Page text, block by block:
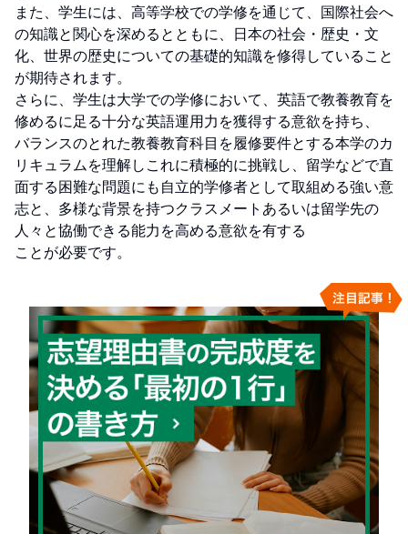
また、学生には、高等学校での学修を通じて、国際社会へ
の知識と関心を深めるとともに、日本の社会・歴史・文
化、世界の歴史についての基礎的知識を修得していること
が期待されます。
さらに、学生は大学での学修において、英語で教養教育を
修めるに足る十分な英語運用力を獲得する意欲を持ち、
バランスのとれた教養教育科目を履修要件とする本学のカ
リキュラムを理解しこれに積極的に挑戦し、留学などで直
面する困難な問題にも自立的学修者として取組める強い意
志と、多様な背景を持つクラスメートあるいは留学先の
人々と協働できる能力を高める意欲を有する
ことが必要です。